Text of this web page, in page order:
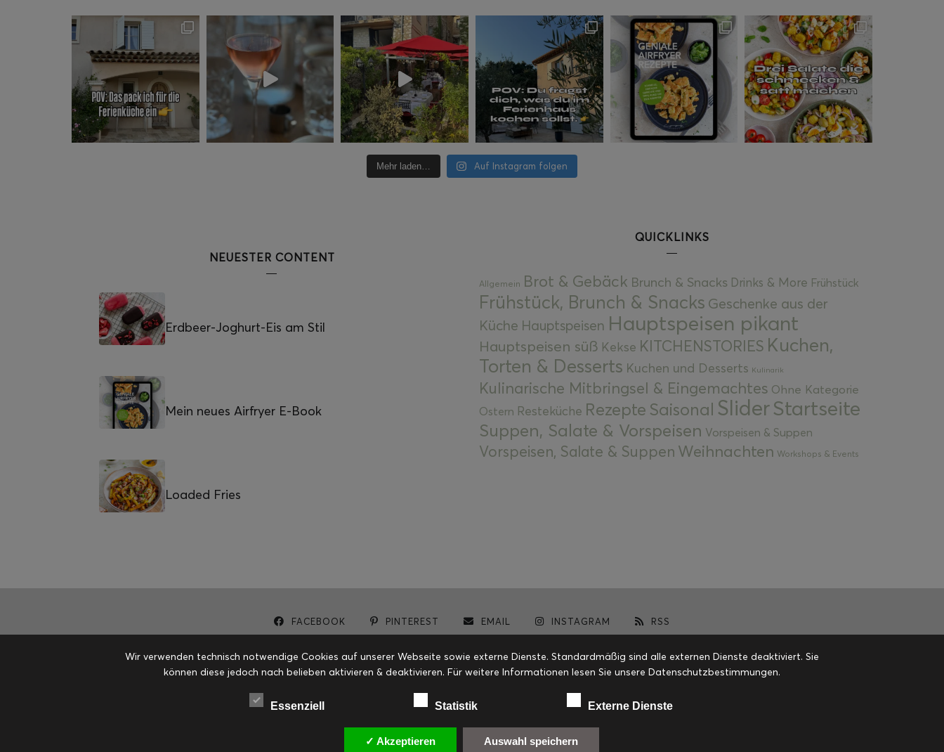
Mehr laden… Auf Instagram folgen
NEUESTER CONTENT
Erdbeer-Joghurt-Eis am Stil
Mein neues Airfryer E-Book
Loaded Fries
QUICKLINKS
Allgemein Brot & Gebäck Brunch & Snacks Drinks & More Frühstück
Frühstück, Brunch & Snacks Geschenke aus der
Küche Hauptspeisen Hauptspeisen pikant
Hauptspeisen süß Kekse KITCHENSTORIES Kuchen,
Torten & Desserts Kuchen und Desserts Kulinarik
Kulinarische Mitbringsel & Eingemachtes Ohne Kategorie
Ostern Resteküche Rezepte Saisonal SliderStartseite
Suppen, Salate & Vorspeisen Vorspeisen & Suppen
Vorspeisen, Salate & Suppen Weihnachten Workshops & Events
FACEBOOK PINTEREST EMAIL INSTAGRAM RSS
Wir verwenden technisch notwendige Cookies auf unserer Webseite sowie externe Dienste. Standardmäßig sind alle externen Dienste deaktiviert. Sie
können diese jedoch nach belieben aktivieren & deaktivieren. Für weitere Informationen lesen Sie unsere Datenschutzbestimmungen.
Essenziell Statistik Externe Dienste
✓ Akzeptieren Auswahl speichern